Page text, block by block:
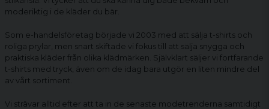
moderiktig i de kläder du bär.
Som e-handelsföretag började vi 2003 med att sälja t-shirts och
roliga prylar, men snart skiftade vi fokus till att sälja snygga och
praktiska kläder från olika klädmärken. Självklart säljer vi fortfarande
t-shirts med tryck, även om de idag bara utgör en liten mindre del
av vårt sortiment.
Vi strävar alltid efter att ta in de senaste modetrenderna samtidigt